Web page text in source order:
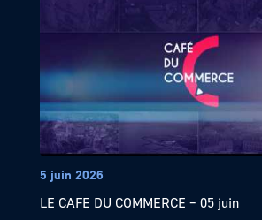
5 juin 2026
LE CAFE DU COMMERCE – 05 juin